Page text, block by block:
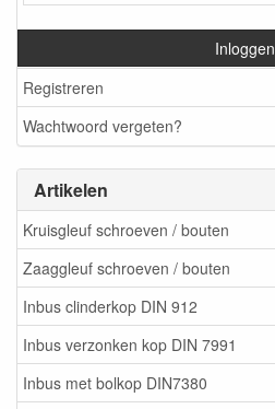
Inloggen
Registreren
Wachtwoord vergeten?
Artikelen
Kruisgleuf schroeven / bouten
Zaaggleuf schroeven / bouten
Inbus clinderkop DIN 912
Inbus verzonken kop DIN 7991
Inbus met bolkop DIN7380